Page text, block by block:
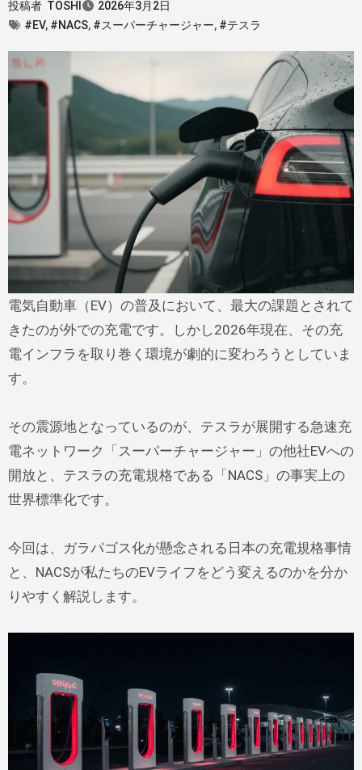
投稿者 TOSHI
2026年3月2日
#EV, #NACS, #スーパーチャージャー, #テスラ
電気自動車（EV）の普及において、最大の課題とされて
きたのが外での充電です。しかし2026年現在、その充
電インフラを取り巻く環境が劇的に変わろうとしていま
す。
その震源地となっているのが、テスラが展開する急速充
電ネットワーク「スーパーチャージャー」の他社EVへの
開放と、テスラの充電規格である「NACS」の事実上の
世界標準化です。
今回は、ガラパゴス化が懸念される日本の充電規格事情
と、NACSが私たちのEVライフをどう変えるのかを分か
りやすく解説します。